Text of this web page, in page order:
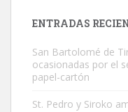
ENTRADAS
San Bartolomé de
ocasionadas por el
papel-cartón
St. Pedro y Siroko